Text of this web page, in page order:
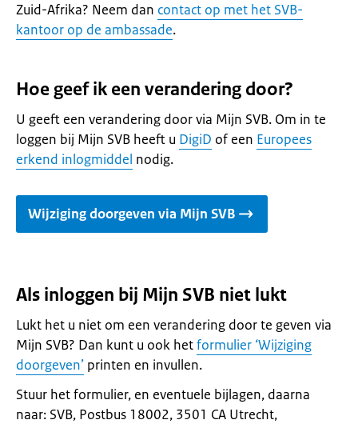
Zuid-Afrika? Neem dan contact op met het SVB-
kantoor op de ambassade.
Hoe geef ik een verandering door?
U geeft een verandering door via Mijn SVB. Om in te
loggen bij Mijn SVB heeft u DigiD of een Europees
erkend inlogmiddel nodig.
Wijziging doorgeven via Mijn SVB
Als inloggen bij Mijn SVB niet lukt
Lukt het u niet om een verandering door te geven via
Mijn SVB? Dan kunt u ook hetformulier ‘Wijziging
doorgeven’ printen en invullen.
Stuur het formulier, en eventuele bijlagen, daarna
naar: SVB, Postbus 18002, 3501 CA Utrecht,